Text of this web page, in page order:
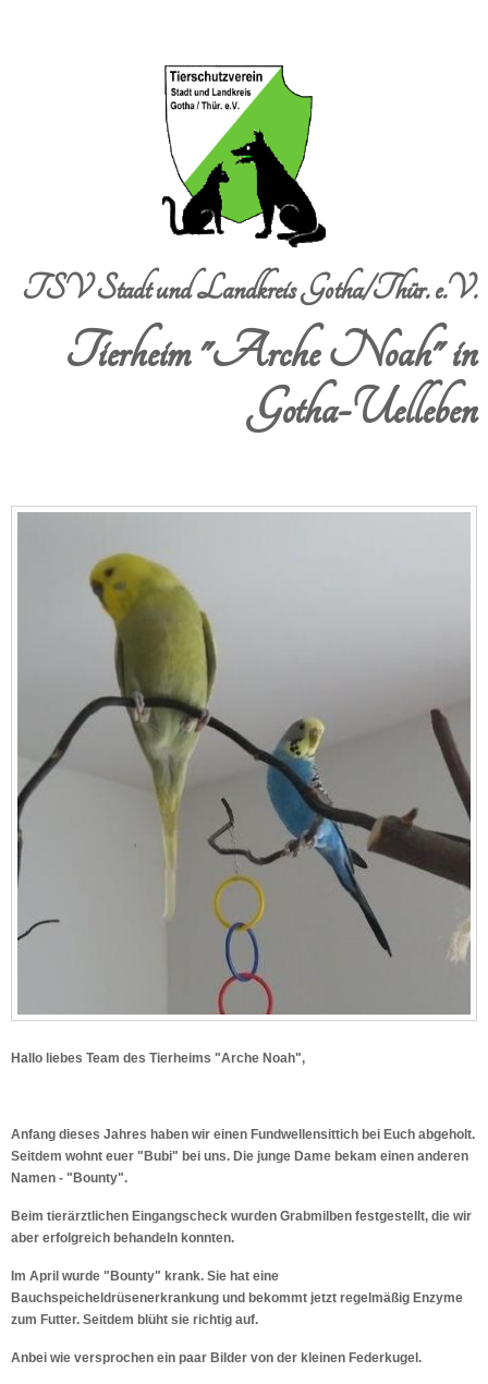
TSV Stadt und Landkreis Gotha/Thür. e.V.
Tierheim "Arche Noah" in
Gotha-Uelleben
Hallo liebes Team des Tierheims "Arche Noah",
Anfang dieses Jahres haben wir einen Fundwellensittich bei Euch abgeholt.
Seitdem wohnt euer "Bubi" bei uns. Die junge Dame bekam einen anderen
Namen - "Bounty".
Beim tierärztlichen Eingangscheck wurden Grabmilben festgestellt, die wir
aber erfolgreich behandeln konnten.
Im April wurde "Bounty" krank. Sie hat eine
Bauchspeicheldrüsenerkrankung und bekommt jetzt regelmäßig Enzyme
zum Futter. Seitdem blüht sie richtig auf.
Anbei wie versprochen ein paar Bilder von der kleinen Federkugel.